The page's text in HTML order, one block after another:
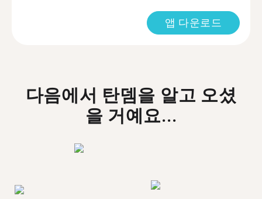
앱 다운로드
다음에서 탄뎀을 알고 오셨
을 거예요...